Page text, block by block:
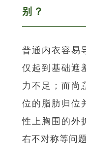
别？
普通内衣容易
仅起到基础遮
力不足；而尚
位的脂肪归位
性上胸围的外
右不对称等问题